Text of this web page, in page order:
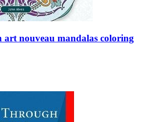
art nouveau mandalas coloring